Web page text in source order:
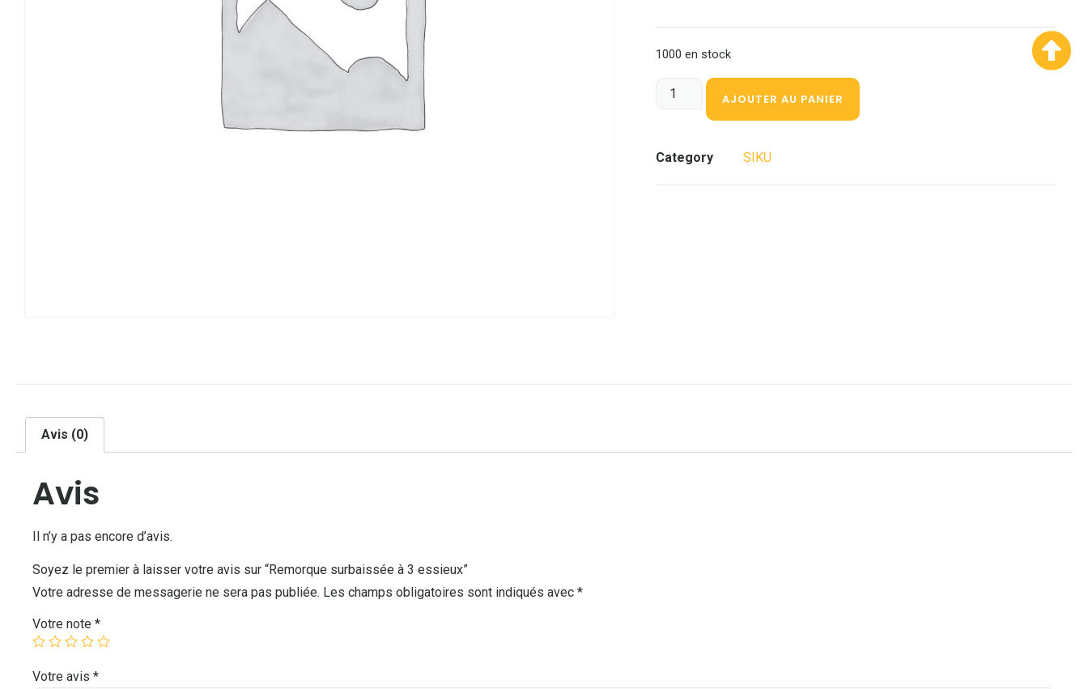
1000 en stock
AJOUTER AU PANIER
Category SIKU
Avis (0)
Avis
Il n’y a pas encore d’avis.
Soyez le premier à laisser votre avis sur “Remorque surbaissée à 3 essieux”
Votre adresse de messagerie ne sera pas publiée. Les champs obligatoires sont indiqués avec *
Votre note *
Votre avis *